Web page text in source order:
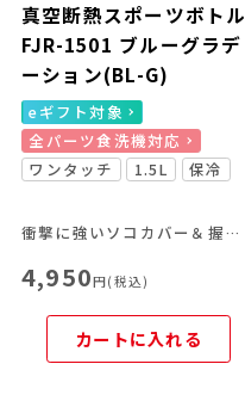
真空断熱スポーツボトル
FJR-1501 ブルーグラデ
ーション(BL-G)
eギフト対象
全パーツ食洗機対応
ワンタッチ
1.5L 保冷
衝撃に強いソコカバー＆握りやすいボディリングつき
4,950円(税込)
カートに入れる